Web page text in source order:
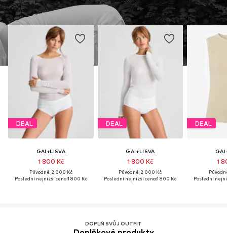
DEAL
GAI+LISVA
1 800 Kč
Původně: 2 000 Kč
Poslední nejnižší cena:1 800 Kč
DEAL
GAI+LISVA
1 800 Kč
Původně: 2 000 Kč
Poslední nejnižší cena:1 800 Kč
DEAL
1
Poslední
DOPLŇ SVŮJ OUTFIT